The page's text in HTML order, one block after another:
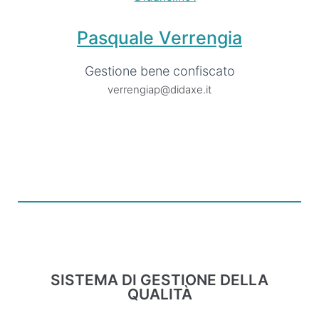
Pasquale Verrengia
Gestione bene confiscato
verrengiap@didaxe.it
SISTEMA DI GESTIONE DELLA
QUALITÀ